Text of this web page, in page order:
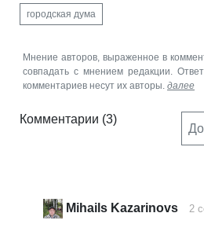
городская дума
Мнение авторов, выраженное в
совпадать с мнением редакции.
комментариев несут их авторы. далее
Комментарии (3)
Mihails Kazarinovs 2